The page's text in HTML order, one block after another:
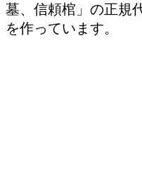
墓、信頼棺」の正規
を作っています。